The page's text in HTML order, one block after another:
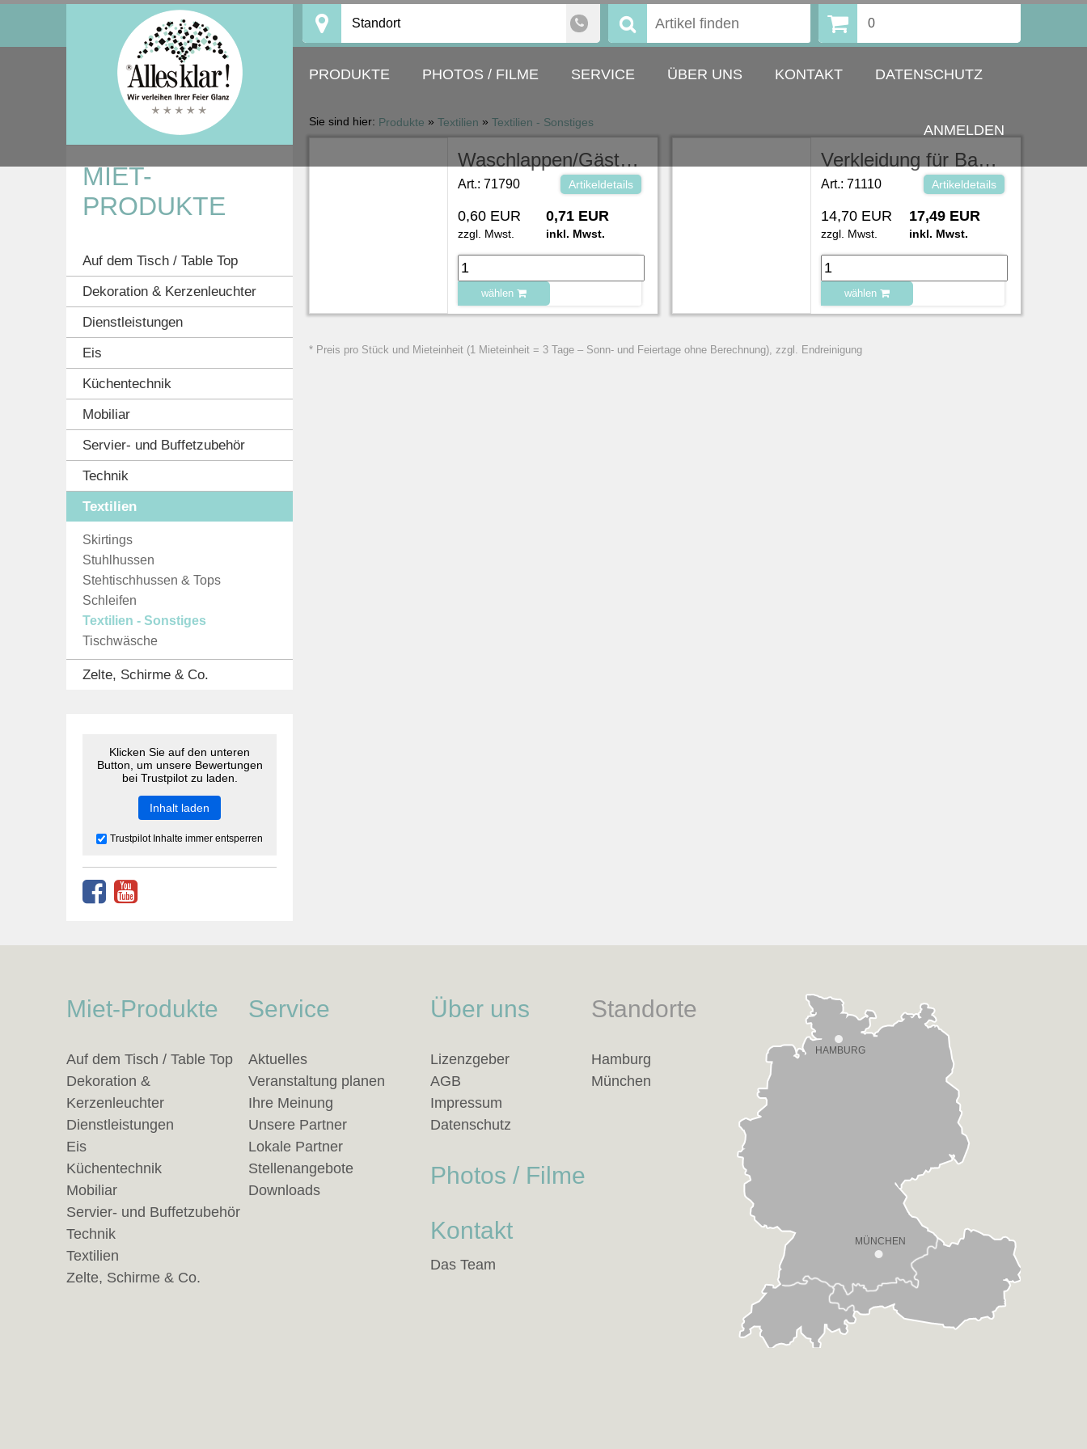
Standort Suchen 0
PRODUKTE PHOTOS / FILME SERVICE ÜBER UNS KONTAKT DATENSCHUTZ
ANMELDEN
Sie sind hier: Produkte » Textilien » Textilien - Sonstiges
Waschlappen/Gästehandtuch
Art.: 71790 Artikeldetails
0,60 EUR 0,71 EUR
zzgl. Mwst. inkl. Mwst.
wählen
Verkleidung für Bankett-Tisch, Kunststoff
Art.: 71110 Artikeldetails
14,70 EUR 17,49 EUR
zzgl. Mwst. inkl. Mwst.
wählen
* Preis pro Stück und Mieteinheit (1 Mieteinheit = 3 Tage – Sonn- und Feiertage ohne Berechnung), zzgl. Endreinigung
MIET-
PRODUKTE
Auf dem Tisch / Table Top
Dekoration & Kerzenleuchter
Dienstleistungen
Eis
Küchentechnik
Mobiliar
Servier- und Buffetzubehör
Technik
Textilien
Skirtings
Stuhlhussen
Stehtischhussen & Tops
Schleifen
Textilien - Sonstiges
Tischwäsche
Zelte, Schirme & Co.
Klicken Sie auf den unteren
Button, um unsere Bewertungen
bei Trustpilot zu laden.
Inhalt laden
Trustpilot Inhalte immer entsperren
Standorte
Hamburg
München
HAMBURG
MÜNCHEN
Miet-Produkte
Auf dem Tisch / Table Top
Dekoration &
Kerzenleuchter
Dienstleistungen
Eis
Küchentechnik
Mobiliar
Servier- und Buffetzubehör
Technik
Textilien
Zelte, Schirme & Co.
Service
Aktuelles
Veranstaltung planen
Ihre Meinung
Unsere Partner
Lokale Partner
Stellenangebote
Downloads
Über uns
Lizenzgeber
AGB
Impressum
Datenschutz
Photos / Filme
Kontakt
Das Team